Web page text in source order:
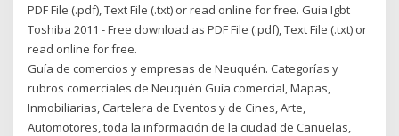
PDF File (.pdf), Text File (.txt) or read online for free. Guia Igbt
Toshiba 2011 - Free download as PDF File (.pdf), Text File (.txt) or
read online for free.
Guía de comercios y empresas de Neuquén. Categorías y
rubros comerciales de Neuquén Guía comercial, Mapas,
Inmobiliarias, Cartelera de Eventos y de Cines, Arte,
Automotores, toda la información de la ciudad de Cañuelas,